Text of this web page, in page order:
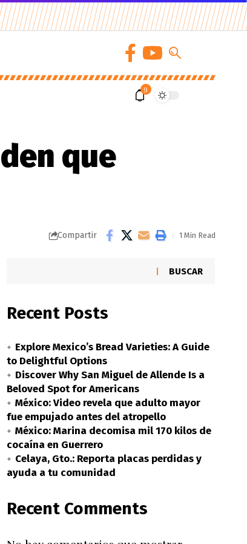
9
que
Compartir 1 Min Read
BUSCAR
Recent Posts
Explore Mexico’s Bread Varieties: A Guide
to Delightful Options
Discover Why San Miguel de Allende Is a
Beloved Spot for Americans
México: Video revela que adulto mayor
fue empujado antes del atropello
México: Marina decomisa mil 170 kilos de
cocaína en Guerrero
Celaya, Gto.: Reporta placas perdidas y
ayuda a tu comunidad
Recent Comments